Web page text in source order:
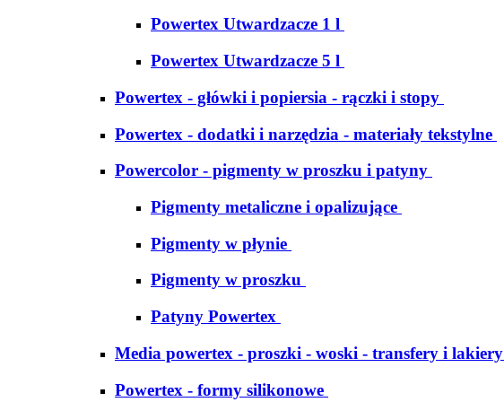
Powertex Utwardzacze 1 l
Powertex Utwardzacze 5 l
Powertex - główki i popiersia - rączki i stopy
Powertex - dodatki i narzędzia - materiały tekstylne
Powercolor - pigmenty w proszku i patyny
Pigmenty metaliczne i opalizujące
Pigmenty w płynie
Pigmenty w proszku
Patyny Powertex
Media powertex - proszki - woski - transfery i lakiery
Powertex - formy silikonowe